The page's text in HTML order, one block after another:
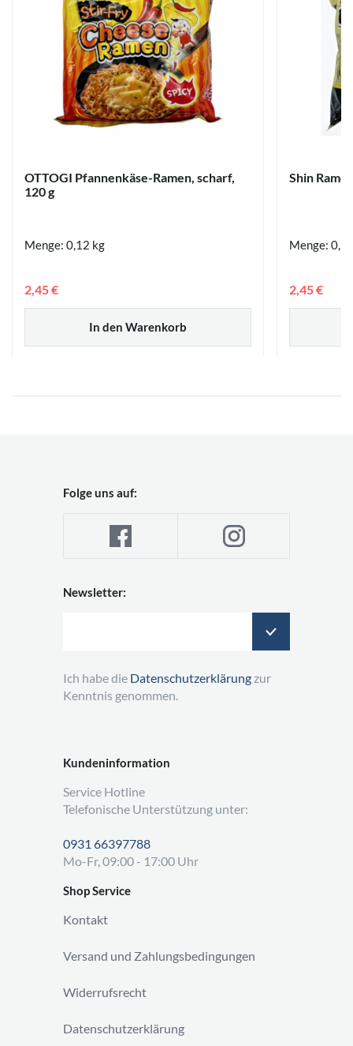
OTTOGI Pfannenkäse-Ramen, scharf,
120 g
Menge: 0,12 kg
In den Warenkorb
2,45 €
Shin
Menge:
2,45 €
Kundeninformation
Service Hotline
Telefonische Unterstützung unter:
0931 66397788
Mo-Fr, 09:00 - 17:00 Uhr
Shop Service
Kontakt
Versand und Zahlungsbedingungen
Widerrufsrecht
Datenschutzerklärung
Folge uns auf:
Newsletter:
Ich habe die Datenschutzerklärung zur
Kenntnis genommen.